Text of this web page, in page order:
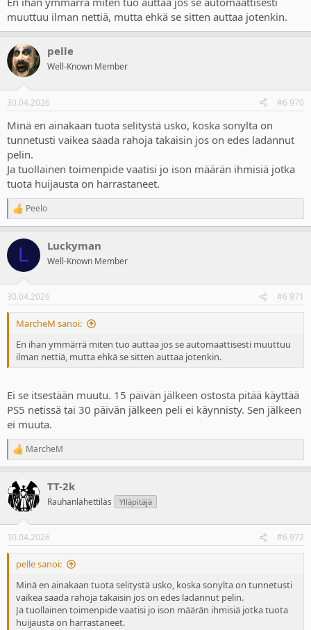
muuttuu ilman nettiä, mutta ehkä se sitten auttaa jotenkin.
pelle
Well-Known Member
30.04.2026 #6 970
Minä en ainakaan tuota selitystä usko, koska sonylta on
tunnetusti vaikea saada rahoja takaisin jos on edes ladannut
pelin.
Ja tuollainen toimenpide vaatisi jo ison määrän ihmisiä jotka
tuota huijausta on harrastaneet.
R
e
c
i
s
:
Peelo
L Luckyman
Well-Known Member
30.04.2026 #6 971
MarcheM sanoi:
En ihan ymmärrä miten tuo auttaa jos se automaattisesti muuttuu
ilman nettiä, mutta ehkä se sitten auttaa jotenkin.
Ei se itsestään muutu. 15 päivän jälkeen ostosta pitää käyttää
PS5 netissä tai 30 päivän jälkeen peli ei käynnisty. Sen jälkeen
ei muuta.
R
e
c
t
i
s
:
MarcheM
TT-2k
Rauhanlähettiläs Ylläpitäjä
30.04.2026 #6 972
pelle sanoi:
Minä en ainakaan tuota selitystä usko, koska sonylta on tunnetusti
vaikea saada rahoja takaisin jos on edes ladannut pelin.
Ja tuollainen toimenpide vaatisi jo ison määrän ihmisiä jotka tuota
huijausta on harrastaneet.